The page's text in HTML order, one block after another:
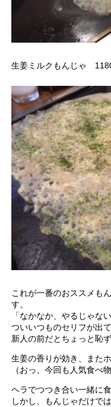
生姜ミルクもんじゃ
これが一番のおススメも
す。
「なかなか、やるじゃない
ついいつものセリフが出
新人の前だとちょっと恥
生姜の香りが効き、また
（おっ、今回も人気食べ
ヘラでつつき合い一緒に
しかし、もんじゃだけで